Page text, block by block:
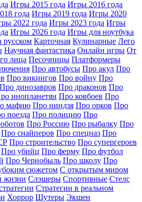
Игры 2015 года Игры 2016 года
года Игры 2019 года Игры 2020
2022 года Игры 2023 года Игры
Игры 2026 года Игры для ноутбука
Карточная Кулинарные Лего
Научная фантастика Онлайн игры От
лица Песочницы Платформеры
Про автобусы Про акул Про
Про викингов Про войну Про
Про динозавров Про драконов Про
инопланетян Про ковбоев Про
мафию Про ниндзя Про орков Про
поезда Про полицию Про
Про Россию Про рыбалку Про
Про снайперов Про спецназ Про
Про строительство Про супергероев
Про убийц Про ферму Про футбол
Про Чернобыль Про школу Про
сюжетом С открытым миром
жизни Слэшеры Спортивные Стелс
Стратегии в реальном
Хоррор Шутеры Экшен